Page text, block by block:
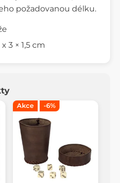
požadovanou délku.
3 × 1,5 cm
Akce -6%